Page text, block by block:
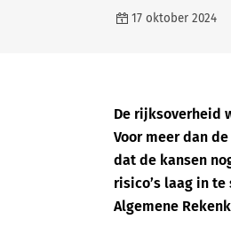
17 oktober 2024
De rijksoverheid
Voor meer dan
dat de kansen
risico’s laag in
Algemene